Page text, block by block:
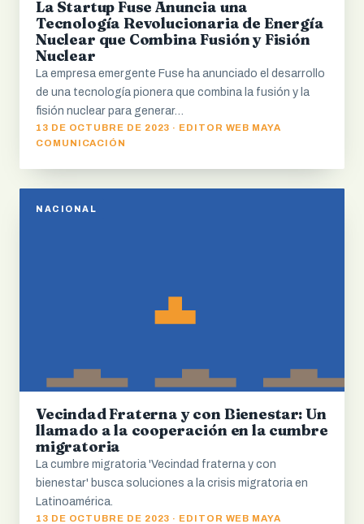
La Startup Fuse Anuncia una
Tecnología Revolucionaria de Energía
Nuclear que Combina Fusión y Fisión
Nuclear
La empresa emergente Fuse ha anunciado el desarrollo
de una tecnología pionera que combina la fusión y la
fisión nuclear para generar…
13 DE OCTUBRE DE 2023 · EDITOR WEB MAYA
COMUNICACIÓN
NACIONAL
Vecindad Fraterna y con Bienestar: Un
llamado a la cooperación en la cumbre
migratoria
La cumbre migratoria 'Vecindad fraterna y con
bienestar' busca soluciones a la crisis migratoria en
Latinoamérica.
13 DE OCTUBRE DE 2023 · EDITOR WEB MAYA